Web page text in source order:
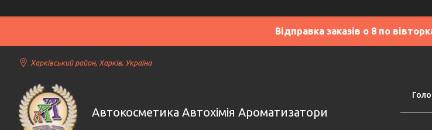
Відправка заказів о 8 по
Харківський район, Харків, Україна
Автокосметика Автохімія Ароматизатори